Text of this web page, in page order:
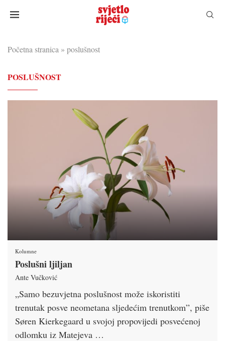
Početna stranica » poslušnost
POSLUŠNOST
Kolumne
Poslušni ljiljan
Ante Vučković
„Samo bezuvjetna poslušnost može iskoristiti
trenutak posve neometana sljedećim trenutkom”, piše
Søren Kierkegaard u svojoj propovijedi posvećenoj
odlomku iz Matejeva …